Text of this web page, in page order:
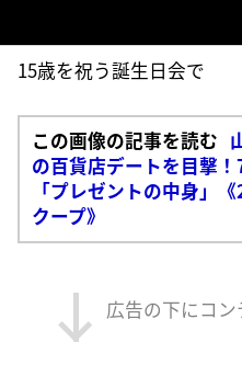
15歳を祝う誕生日会で
この画像の記事を読む
の百貨店デートを目撃
「プレゼントの中身」
クープ》
広告の下にコ